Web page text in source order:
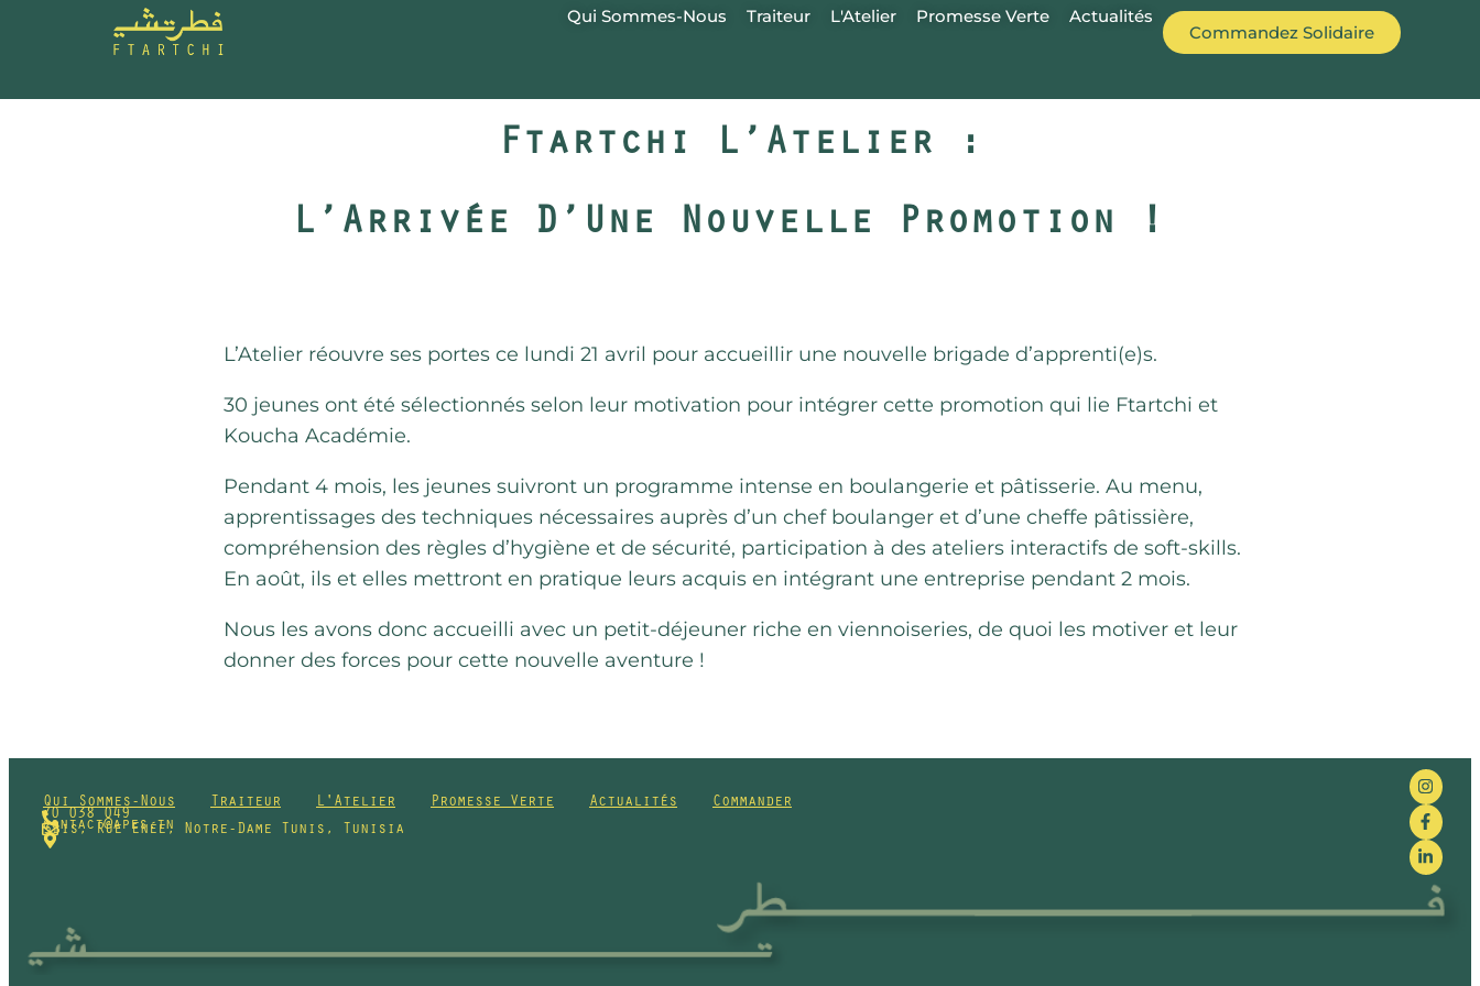
Qui Sommes-Nous Traiteur L'Atelier Promesse Verte Actualités
Commandez Solidaire
Ftartchi L’Atelier :
L’Arrivée D’Une Nouvelle Promotion !
L’Atelier réouvre ses portes ce lundi 21 avril pour accueillir une nouvelle brigade d’apprenti(e)s.
30 jeunes ont été sélectionnés selon leur motivation pour intégrer cette promotion qui lie Ftartchi et
Koucha Académie.
Pendant 4 mois, les jeunes suivront un programme intense en boulangerie et pâtisserie. Au menu,
apprentissages des techniques nécessaires auprès d’un chef boulanger et d’une cheffe pâtissière,
compréhension des règles d’hygiène et de sécurité, participation à des ateliers interactifs de soft-skills.
En août, ils et elles mettront en pratique leurs acquis en intégrant une entreprise pendant 2 mois.
Nous les avons donc accueilli avec un petit-déjeuner riche en viennoiseries, de quoi les motiver et leur
donner des forces pour cette nouvelle aventure !
Qui Sommes-Nous Traiteur L'Atelier Promesse Verte Actualités Commander
70 038 049
contact@apes.tn
3bis, Rue Enée, Notre-Dame Tunis, Tunisia